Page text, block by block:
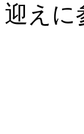
迎えに